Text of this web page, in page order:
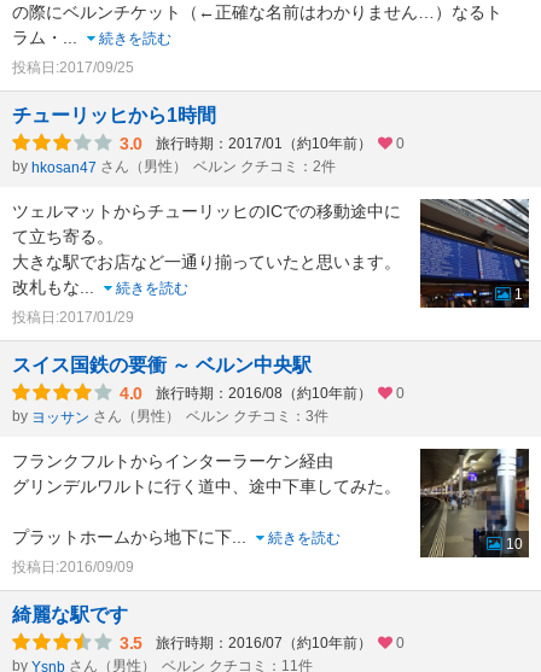
の際にベルンチケット（←正確な名前はわかりません…）なるト
ラム・
続きを読む
投稿日:2017/09/25
チューリッヒから1時間
3.0 旅行時期：2017/01（約10年前）
0
by hkosan47 さん（男性） ベルン クチコミ：2件
ツェルマットからチューリッヒのICでの移動途中に
て立ち寄る。
大きな駅でお店など一通り揃っていたと思います。
改札もな
続きを読む
投稿日:2017/01/29
1
スイス国鉄の要衝 ～ ベルン中央駅
4.0 旅行時期：2016/08（約10年前）
0
by ヨッサン さん（男性） ベルン クチコミ：3件
フランクフルトからインターラーケン経由
グリンデルワルトに行く道中、途中下車してみた。
プラットホームから地下に下
続きを読む
投稿日:2016/09/09
10
綺麗な駅です
3.5 旅行時期：2016/07（約10年前）
0
by Ysnb さん（男性） ベルン クチコミ：11件